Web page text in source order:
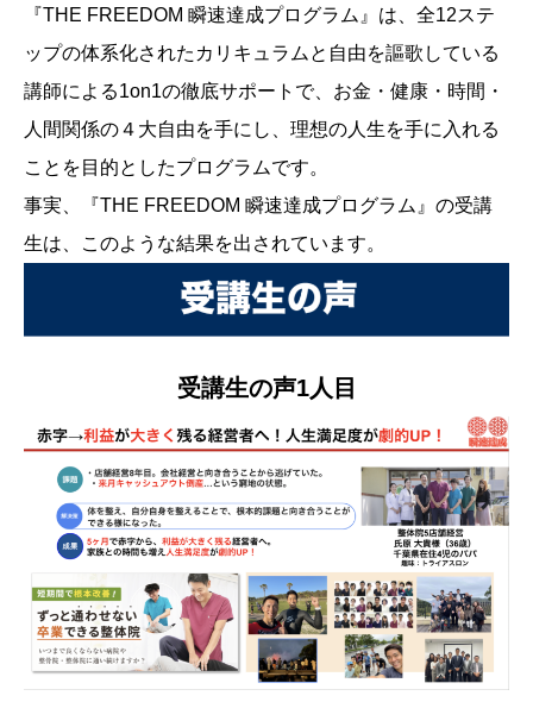
『THE FREEDOM 瞬速達成プログラム』は、全12ステ
ップの体系化されたカリキュラムと自由を謳歌している
講師による1on1の徹底サポートで、お金・健康・時間・
人間関係の４大自由を手にし、理想の人生を手に入れる
ことを目的としたプログラムです。
事実、『THE FREEDOM 瞬速達成プログラム』の受講
生は、このような結果を出されています。
受講生の声1人目